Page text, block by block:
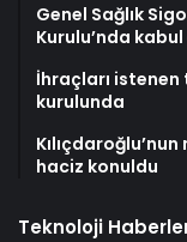
Genel Sağlık
Kurulu’nda
İhraçları
kurulunda
haciz konuldu
Teknoloji